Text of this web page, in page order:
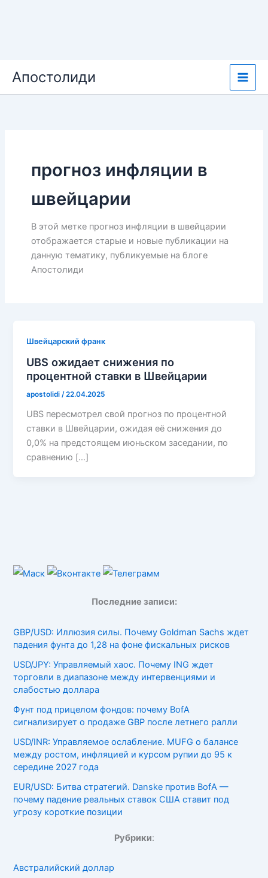
содержимому
Апостолиди
прогноз инфляции в
швейцарии
В этой метке прогноз инфляции в швейцарии
отображается старые и новые публикации на
данную тематику, публикуемые на блоге
Апостолиди
Швейцарский франк
UBS ожидает снижения по
процентной ставки в Швейцарии
apostolidi /22.04.2025
UBS пересмотрел свой прогноз по процентной
ставки в Швейцарии, ожидая её снижения до
0,0% на предстоящем июньском заседании, по
сравнению […]
Последние записи:
GBP/USD: Иллюзия силы. Почему Goldman Sachs ждет
падения фунта до 1,28 на фоне фискальных рисков
USD/JPY: Управляемый хаос. Почему ING ждет
торговли в диапазоне между интервенциями и
слабостью доллара
Фунт под прицелом фондов: почему BofA
сигнализирует о продаже GBP после летнего ралли
USD/INR: Управляемое ослабление. MUFG о балансе
между ростом, инфляцией и курсом рупии до 95 к
середине 2027 года
EUR/USD: Битва стратегий. Danske против BofA —
почему падение реальных ставок США ставит под
угрозу короткие позиции
Рубрики:
Австралийский доллар